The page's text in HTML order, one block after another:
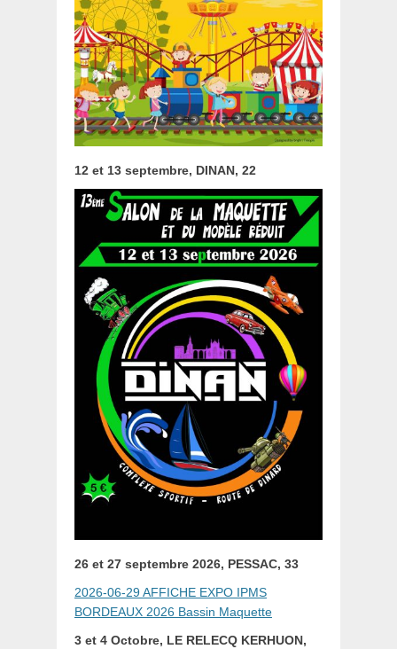
12 et 13 septembre, DINAN, 22
26 et 27 septembre 2026, PESSAC, 33
2026-06-29 AFFICHE EXPO IPMS
BORDEAUX 2026 Bassin Maquette
3 et 4 Octobre, LE RELECQ KERHUON,